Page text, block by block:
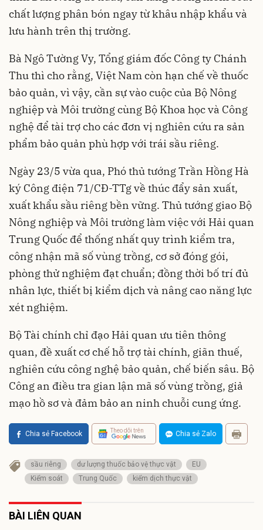
chất lượng phân bón ngay từ khâu nhập khẩu và
lưu hành trên thị trường.
Bà Ngô Tường Vy, Tổng giám đốc Công ty Chánh
Thu thì cho rằng, Việt Nam còn hạn chế về thuốc
bảo quản, vì vậy, cần sự vào cuộc của Bộ Nông
nghiệp và Môi trường cùng Bộ Khoa học và Công
nghệ để tài trợ cho các đơn vị nghiên cứu ra sản
phẩm bảo quản phù hợp với trái sầu riêng.
Ngày 23/5 vừa qua, Phó thủ tướng Trần Hồng Hà
ký Công điện 71/CĐ-TTg về thúc đẩy sản xuất,
xuất khẩu sầu riêng bền vững. Thủ tướng giao Bộ
Nông nghiệp và Môi trường làm việc với Hải quan
Trung Quốc để thống nhất quy trình kiểm tra,
công nhận mã số vùng trồng, cơ sở đóng gói,
phòng thử nghiệm đạt chuẩn; đồng thời bố trí đủ
nhân lực, thiết bị kiểm dịch và nâng cao năng lực
xét nghiệm.
Bộ Tài chính chỉ đạo Hải quan ưu tiên thông
quan, đề xuất cơ chế hỗ trợ tài chính, giãn thuế,
nghiên cứu công nghệ bảo quản, chế biến sâu. Bộ
Công an điều tra gian lận mã số vùng trồng, giả
mạo hồ sơ và đảm bảo an ninh chuỗi cung ứng.
Chia sẻ Facebook Theo dõi trên Chia sẻ Zalo
sầu riêng dư lượng thuốc bảo vệ thực vật
EU
Kiểm soát
Trung Quốc kiểm dịch thực vật
BÀI LIÊN QUAN